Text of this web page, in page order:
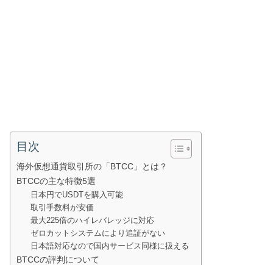
目次
海外仮想通貨取引所の「BTCC」とは？
BTCCの主な特徴5選
日本円でUSDTを購入可能
取引手数料が安価
最大225倍のハイレバレッジに対応
ゼロカットシステムにより追証がない
日本語対応なので国内サービス同様に扱える
BTCCの評判について